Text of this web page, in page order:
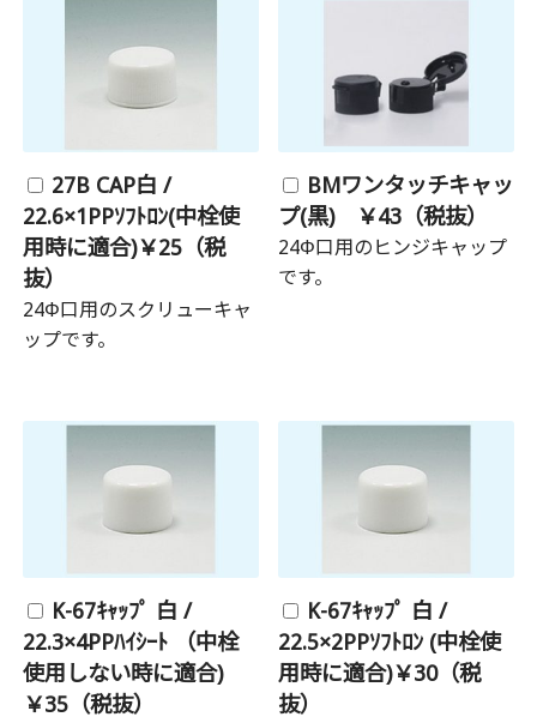
27B CAP白 /
22.6×1PPｿﾌﾄﾛﾝ(中栓使
用時に適合)￥25（税
抜）
24Φ口用のスクリューキャ
ップです。
BMワンタッチキャッ
プ(黒) ￥43（税抜）
24Φ口用のヒンジキャップ
です。
K-67ｷｬｯﾌﾟ 白 /
22.3×4PPﾊｲｼｰﾄ （中栓
使用しない時に適合)
￥35（税抜）
K-67ｷｬｯﾌﾟ 白 /
22.5×2PPｿﾌﾄﾛﾝ (中栓使
用時に適合)￥30（税
抜）